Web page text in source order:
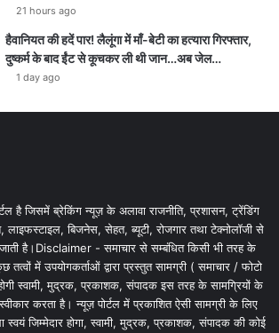
21 hours ago
हैवानियत की हदें पार! लैलूंगा में माँ-बेटी का हत्यारा गिरफ्तार,
दुष्कर्म के बाद ईंट से कूचकर ली थी जान…अब जेल…
1 day ago
है जिसमें ब्रेकिंग न्यूज़ के अलावा राजनीति, प्रशासन, ट्रेंडिंग
बिजनेस, सेहत, ब्यूटी, रोजगार तथा टेक्नोलॉजी से
है।Disclaimer - समाचार से सम्बंधित किसी भी तरह के
में उपयोगकर्ताओं द्वारा प्रस्तुत सामग्री ( समाचार / फोटो
स्वामी, मुद्रक, प्रकाशक, संपादक इस तरह के सामग्रियों के
करता है। न्यूज़ पोर्टल में प्रकाशित ऐसी सामग्री के लिए
स्वयं जिम्मेदार होगा, स्वामी, मुद्रक, प्रकाशक, संपादक की कोई